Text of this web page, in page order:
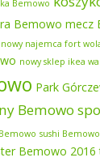
Bemowo
Bemowo mecz
nowy najemca fort
nowy sklep ikea
Park
Bemowo
sushi Bemowo
Bemowo 2016